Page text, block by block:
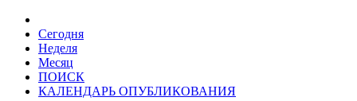
Сегодня
Неделя
Месяц
ПОИСК
КАЛЕНДАРЬ ОПУБЛИКОВАНИЯ